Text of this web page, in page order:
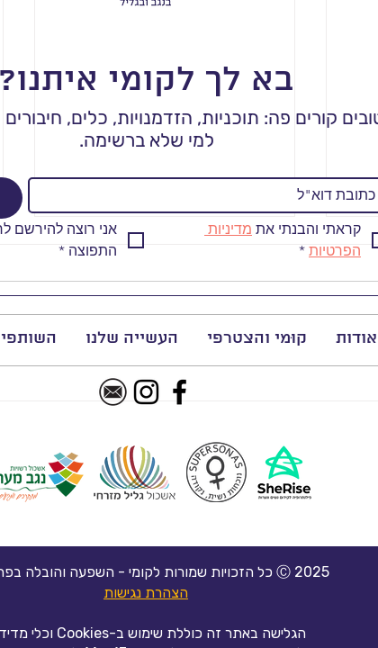
סיירת יח״צ
בא לך לקומי איתנו?
קורים פה: תוכניות, הזדמנויות, כלים,
למי שלא ברשימה.
קראתי והבנתי את
הפרטיות *
התפוצה *
אודות קוּמי והצטרפי העשייה שלנו
​2025 Ⓒ כל הזכויות שמורות לקומי - השפעה והובלה בפריפריה.
הצהרת נגישות
הגלישה באתר זה כוללת שימוש ב-Cookies וכלי מדידה.